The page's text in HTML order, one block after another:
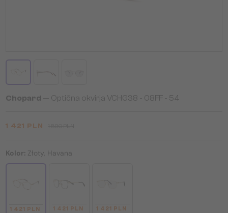
Chopard — Optična okvirja VCHG38 - 08FF - 54
1 421 PLN
Kolor: Złoty, Havana
1 421 PLN 1 421 PLN 1 421 PLN